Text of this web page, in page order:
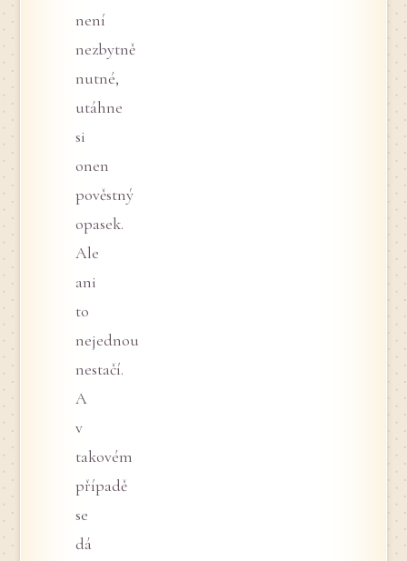
není
nezbytně
nutné,
utáhne
si
onen
pověstný
opasek.
Ale
ani
to
nejednou
nestačí.
A
v
takovém
případě
se
dá